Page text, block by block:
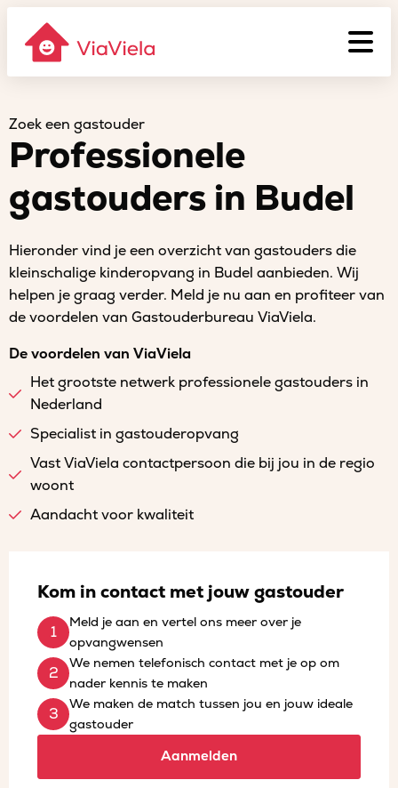
Zoek een gastouder
Professionele
gastouders in Budel
Hieronder vind je een overzicht van gastouders die
kleinschalige kinderopvang in Budel aanbieden. Wij
helpen je graag verder. Meld je nu aan en profiteer van
de voordelen van Gastouderbureau ViaViela.
De voordelen van ViaViela
Het grootste netwerk professionele gastouders in
Nederland
Specialist in gastouderopvang
Vast ViaViela contactpersoon die bij jou in de regio
woont
Aandacht voor kwaliteit
Kom in contact met jouw gastouder
Meld je aan en vertel ons meer over je
opvangwensen
We nemen telefonisch contact met je op om
nader kennis te maken
We maken de match tussen jou en jouw ideale
gastouder
Aanmelden